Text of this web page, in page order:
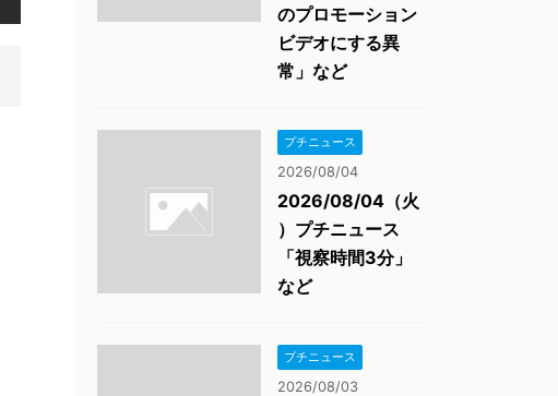
のプロモーション
ビデオにする異
常」など
プチニュース
2026/08/04
2026/08/04（火
）プチニュース
「視察時間3分」
など
プチニュース
2026/08/03